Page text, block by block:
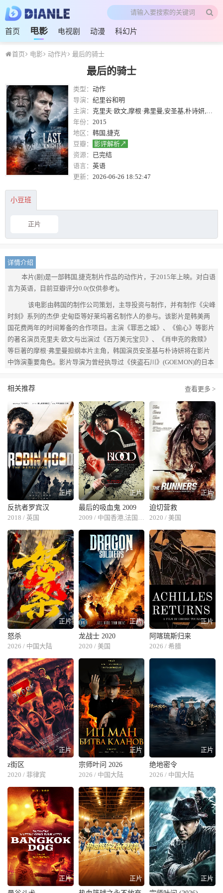
首页 电影 电视剧 动漫 科幻片
首页 电影 动作片 最后的骑士
最后的骑士
类型： 动作
导演： 纪里谷和明
主演： 克里夫·欧文,摩根·弗里曼,安圣基,朴诗妍,阿卡塞尔·亨涅,Daniel Adegboyega,索瑞·安达斯鲁,詹姆斯·巴伯森,Pavel Bezdek,Dan Brown,乔治·卡普托,布莱恩·卡斯佩,克利夫·柯蒂斯
年份： 2015
地区： 韩国,捷克
豆瓣：
影评解析↗
资源： 已完结
语言： 英语
更新： 2026-06-26 18:52:47
小豆班
正片
详情介绍
本片(剧)是一部韩国,捷克制片作品的动作片，于2015年上映。对白语
言为英语，目前豆瓣评分0.0(仅供参考)。
该电影由韩国的制作公司策划，主导投资与制作，并有制作《尖峰
时刻》系列的杰伊·史甸臣等好莱坞著名制作人的参与。该影片是韩美两
国花费两年的时间筹备的合作项目。主演《罪恶之城》、《偷心》等影片
的著名演员克里夫·欧文与出演过《百万美元宝贝》、《肖申克的救赎》
等巨著的摩根·弗里曼担纲本片主角，韩国演员安圣基与朴诗妍将在影片
中饰演重要角色。影片导演为曾经执导过《侠盗石川》(GOEMON)的日本
（克里夫·欧文饰演）与其拥戴的君主巴托（摩根·弗里曼饰演）在挑战腐
映。
相关推荐 查看更多 >
正片
反抗者罗宾汉
2018 / 英国
正片
最后的吸血鬼 2009
正片
迫切营救
2020 / 美国
正片
怒杀
2026 / 中国大陆
正片
龙战士 2020
2020 / 美国
正片
阿喀琉斯归来
2026 / 希腊
正片
z街区
2020 / 菲律宾
正片
宗师叶问 2026
2026 / 中国大陆
正片
绝地密令
2026 / 中国大陆
正片
正片
正片